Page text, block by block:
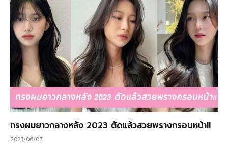
ทรงผมยาวกลางหลัง 2023 ตัดแล้วสวยพรางกรอบหน้า!!
2023/06/07